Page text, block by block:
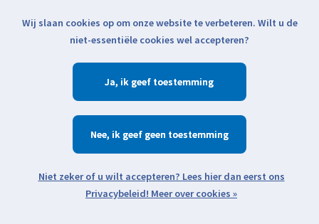
Klik voor actuele verzendinformatie...
Verlanglijst
Zoeken
Open webshop menu
Wij slaan cookies op om onze website te verbeteren. Wilt u de
niet-essentiële cookies wel accepteren?
Ja
Nee
Meer over cookies »